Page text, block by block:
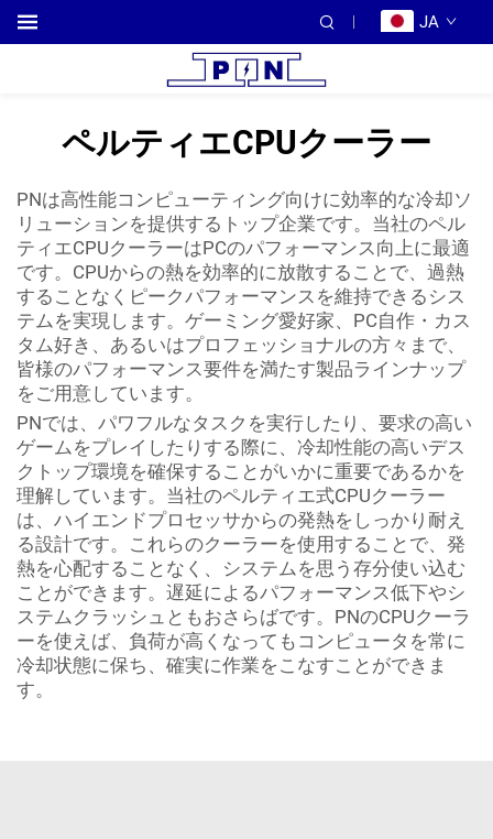
JA
ペルティエCPUクーラー
PNは高性能コンピューティング向けに効率的な冷却ソ
リューションを提供するトップ企業です。当社のペル
ティエCPUクーラーはPCのパフォーマンス向上に最適
です。CPUからの熱を効率的に放散することで、過熱
することなくピークパフォーマンスを維持できるシス
テムを実現します。ゲーミング愛好家、PC自作・カス
タム好き、あるいはプロフェッショナルの方々まで、
皆様のパフォーマンス要件を満たす製品ラインナップ
をご用意しています。
PNでは、パワフルなタスクを実行したり、要求の高い
ゲームをプレイしたりする際に、冷却性能の高いデス
クトップ環境を確保することがいかに重要であるかを
理解しています。当社のペルティエ式CPUクーラー
は、ハイエンドプロセッサからの発熱をしっかり耐え
る設計です。これらのクーラーを使用することで、発
熱を心配することなく、システムを思う存分使い込む
ことができます。遅延によるパフォーマンス低下やシ
ステムクラッシュともおさらばです。PNのCPUクーラ
ーを使えば、負荷が高くなってもコンピュータを常に
冷却状態に保ち、確実に作業をこなすことができま
す。